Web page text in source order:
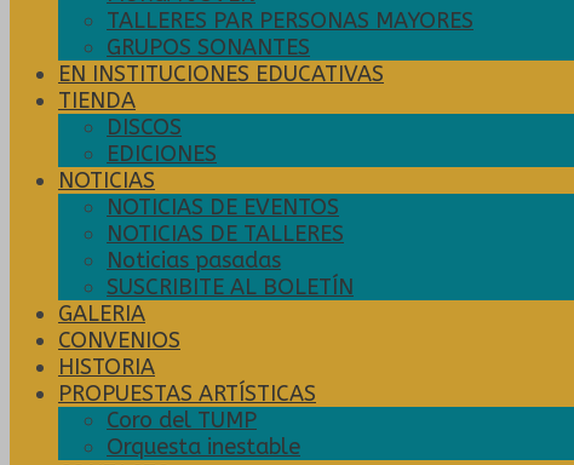
TALLERES PAR PERSONAS MAYORES
GRUPOS SONANTES
EN INSTITUCIONES EDUCATIVAS
TIENDA
DISCOS
EDICIONES
NOTICIAS
NOTICIAS DE EVENTOS
NOTICIAS DE TALLERES
Noticias pasadas
SUSCRIBITE AL BOLETÍN
GALERIA
CONVENIOS
HISTORIA
PROPUESTAS ARTÍSTICAS
Coro del TUMP
Orquesta inestable